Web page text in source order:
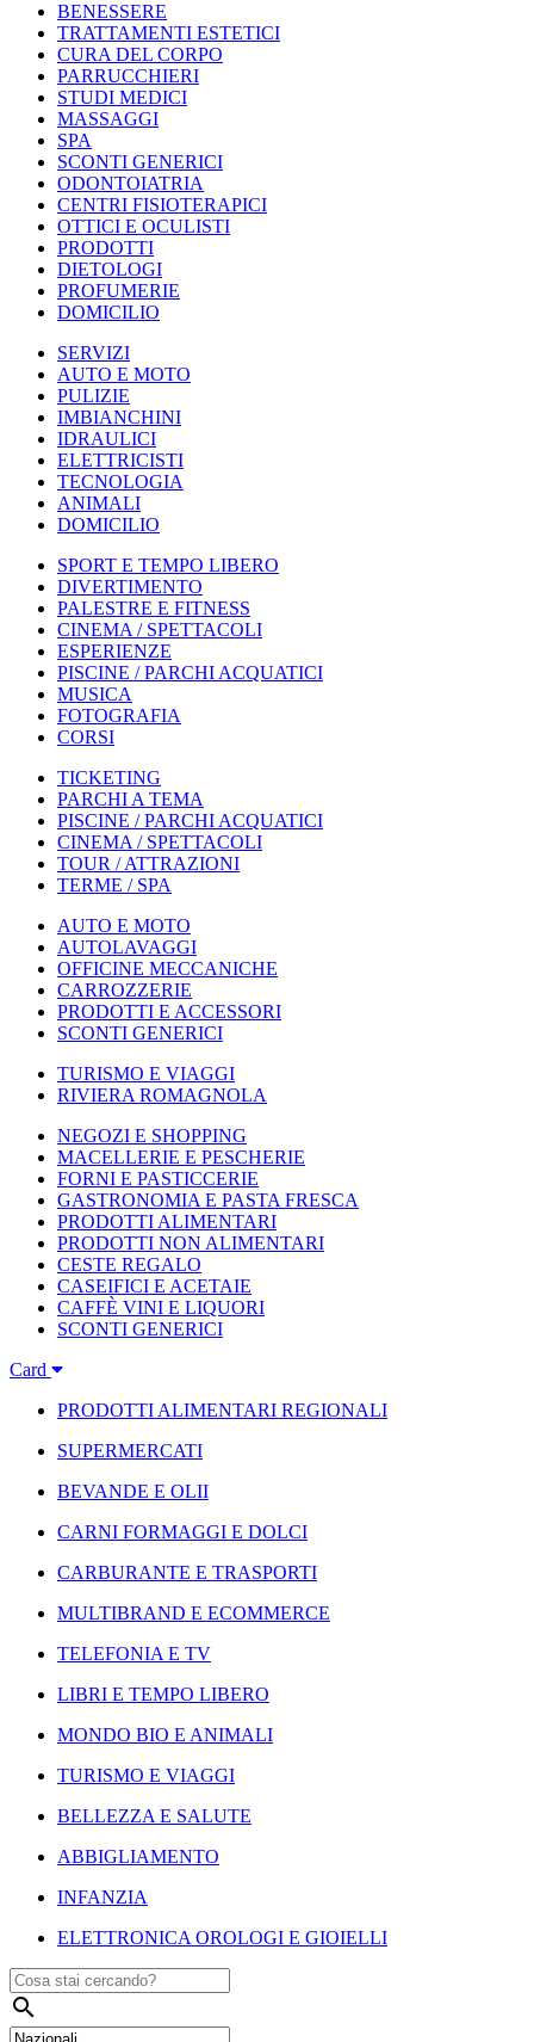
BENESSERE
TRATTAMENTI ESTETICI
CURA DEL CORPO
PARRUCCHIERI
STUDI MEDICI
MASSAGGI
SPA
SCONTI GENERICI
ODONTOIATRIA
CENTRI FISIOTERAPICI
OTTICI E OCULISTI
PRODOTTI
DIETOLOGI
PROFUMERIE
DOMICILIO
SERVIZI
AUTO E MOTO
PULIZIE
IMBIANCHINI
IDRAULICI
ELETTRICISTI
TECNOLOGIA
ANIMALI
DOMICILIO
SPORT E TEMPO LIBERO
DIVERTIMENTO
PALESTRE E FITNESS
CINEMA / SPETTACOLI
ESPERIENZE
PISCINE / PARCHI ACQUATICI
MUSICA
FOTOGRAFIA
CORSI
TICKETING
PARCHI A TEMA
PISCINE / PARCHI ACQUATICI
CINEMA / SPETTACOLI
TOUR / ATTRAZIONI
TERME / SPA
AUTO E MOTO
AUTOLAVAGGI
OFFICINE MECCANICHE
CARROZZERIE
PRODOTTI E ACCESSORI
SCONTI GENERICI
TURISMO E VIAGGI
RIVIERA ROMAGNOLA
NEGOZI E SHOPPING
MACELLERIE E PESCHERIE
FORNI E PASTICCERIE
GASTRONOMIA E PASTA FRESCA
PRODOTTI ALIMENTARI
PRODOTTI NON ALIMENTARI
CESTE REGALO
CASEIFICI E ACETAIE
CAFFÈ VINI E LIQUORI
SCONTI GENERICI
Card
PRODOTTI ALIMENTARI REGIONALI
SUPERMERCATI
BEVANDE E OLII
CARNI FORMAGGI E DOLCI
CARBURANTE E TRASPORTI
MULTIBRAND E ECOMMERCE
TELEFONIA E TV
LIBRI E TEMPO LIBERO
MONDO BIO E ANIMALI
TURISMO E VIAGGI
BELLEZZA E SALUTE
ABBIGLIAMENTO
INFANZIA
ELETTRONICA OROLOGI E GIOIELLI
